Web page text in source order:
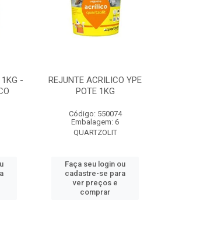
-
REJUNTE ACRILICO YPE
POTE 1KG
Código: 550074
Embalagem: 6
QUARTZOLIT
Faça seu login ou
cadastre-se para
ver preços e
comprar